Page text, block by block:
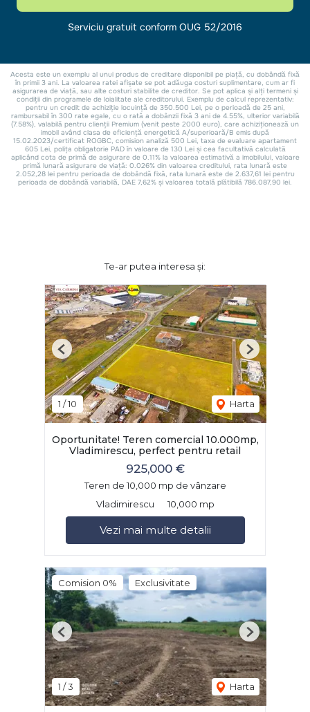
Te-ar putea interesa și:
1 /10 Harta
Previous Next
Oportunitate! Teren comercial 10.000mp,
Vladimirescu, perfect pentru retail
925,000 €
Teren de 10,000 mp de vânzare
Vladimirescu
10,000 mp
Vezi mai multe detalii
Comision 0% Exclusivitate
1 /3 Harta
Previous Next